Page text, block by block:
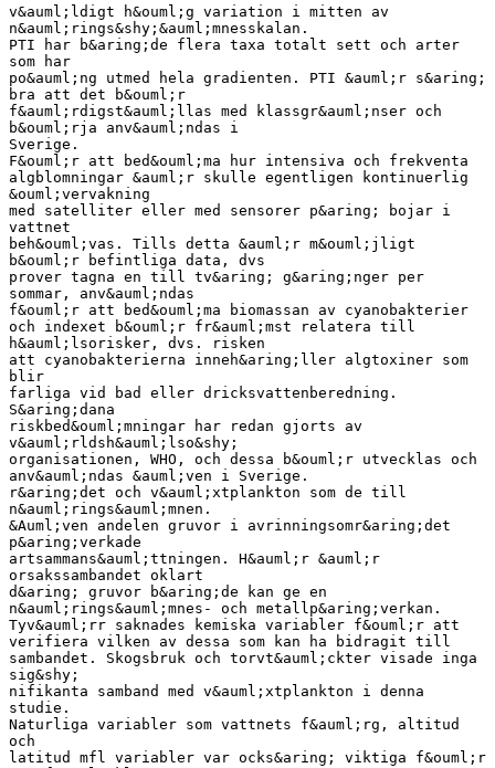
v&auml;ldigt h&ouml;g variation i mitten av
n&auml;rings&shy;&auml;mnesskalan.
PTI har b&aring;de flera taxa totalt sett och arter
som har
po&auml;ng utmed hela gradienten. PTI &auml;r s&aring;
bra att det b&ouml;r
f&auml;rdigst&auml;llas med klassgr&auml;nser och
b&ouml;rja anv&auml;ndas i
Sverige.
F&ouml;r att bed&ouml;ma hur intensiva och frekventa
algblomningar &auml;r skulle egentligen kontinuerlig
&ouml;vervakning
med satelliter eller med sensorer p&aring; bojar i
vattnet
beh&ouml;vas. Tills detta &auml;r m&ouml;jligt
b&ouml;r befintliga data, dvs
prover tagna en till tv&aring; g&aring;nger per
sommar, anv&auml;ndas
f&ouml;r att bed&ouml;ma biomassan av cyanobakterier
och indexet b&ouml;r fr&auml;mst relatera till
h&auml;lsorisker, dvs. risken
att cyanobakterierna inneh&aring;ller algtoxiner som
blir
farliga vid bad eller dricksvattenberedning.
S&aring;dana
riskbed&ouml;mningar har redan gjorts av
v&auml;rldsh&auml;lso&shy;
organisationen, WHO, och dessa b&ouml;r utvecklas och
anv&auml;ndas &auml;ven i Sverige.
r&aring;det och v&auml;xtplankton som de till
n&auml;rings&auml;mnen.
&Auml;ven andelen gruvor i avrinningsomr&aring;det
p&aring;verkade
artsammans&auml;ttningen. H&auml;r &auml;r
orsakssambandet oklart
d&aring; gruvor b&aring;de kan ge en
n&auml;rings&auml;mnes- och metallp&aring;verkan.
Tyv&auml;rr saknades kemiska variabler f&ouml;r att
verifiera vilken av dessa som kan ha bidragit till
sambandet. Skogsbruk och torvt&auml;ckter visade inga
sig&shy;
nifikanta samband med v&auml;xtplankton i denna
studie.
Naturliga variabler som vattnets f&auml;rg, altitud
och
latitud mfl variabler var ocks&aring; viktiga f&ouml;r